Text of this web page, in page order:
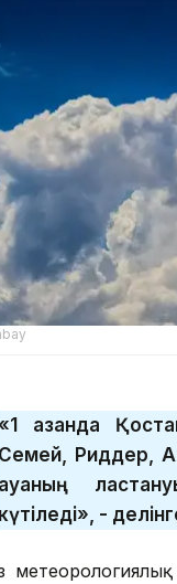
«1 қазанда
Семей, Риддер,
ауаның
күтіледі», -